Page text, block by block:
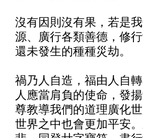
沒有因則沒有果，若是
源、廣行各類善德，修
還未發生的種種災劫。
禍乃人自造，福由人自
人應當肩負的使命，發
尊教導我們的道理廣化
世界之中也會更加平安